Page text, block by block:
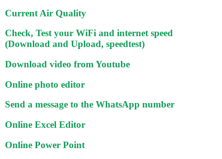
Current Air Quality
Check, Test your WiFi and internet speed
(Download and Upload, speedtest)
Download video from Youtube
Online photo editor
Send a message to the WhatsApp number
Online Excel Editor
Online Power Point